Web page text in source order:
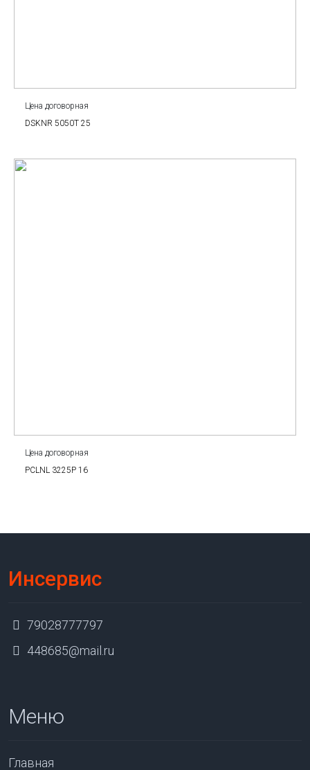
Цена договорная
DSKNR 5050T 25
Цена договорная
PCLNL 3225P 16
Инсервис
79028777797
448685@mail.ru
Меню
Главная